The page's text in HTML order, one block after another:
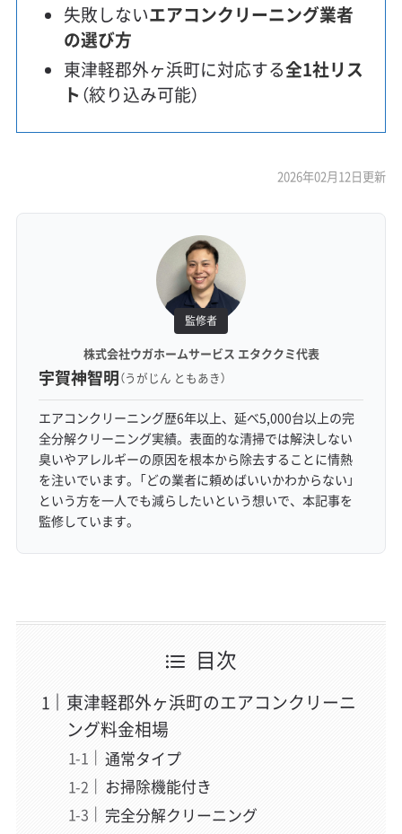
失敗しないエアコンクリーニング業者
の選び方
東津軽郡外ヶ浜町に対応する全1社リス
ト （絞り込み可能）
2026年02月12日更新
監修者
株式会社ウガホームサービス エタククミ代表
宇賀神智明（うがじん ともあき）
エアコンクリーニング歴6年以上、延べ5,000台以上の完
全分解クリーニング実績。表面的な清掃では解決しない
臭いやアレルギーの原因を根本から除去することに情熱
を注いでいます。「どの業者に頼めばいいかわからない」
という方を一人でも減らしたいという想いで、本記事を
監修しています。
目次
東津軽郡外ヶ浜町のエアコンクリーニ
ング料金相場
通常タイプ
お掃除機能付き
完全分解クリーニング